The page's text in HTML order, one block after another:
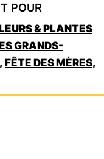
POUR
& PLANTES
GRANDS-
, FÊTE DES MÈRES,